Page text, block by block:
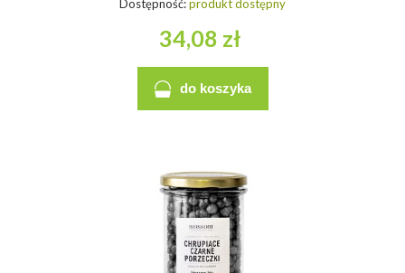
Dostępność:produkt dostępny
34,08 zł
do koszyka